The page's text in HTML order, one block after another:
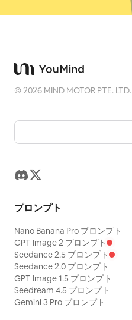
©2026 MIND MOTOR PTE. LTD.
プロンプト
Nano Banana Pro プロンプト
GPT Image 2 プロンプト
Seedance 2.5 プロンプト
Seedance 2.0 プロンプト
GPT Image 1.5 プロンプト
Seedream 4.5 プロンプト
Gemini 3 Pro プロンプト